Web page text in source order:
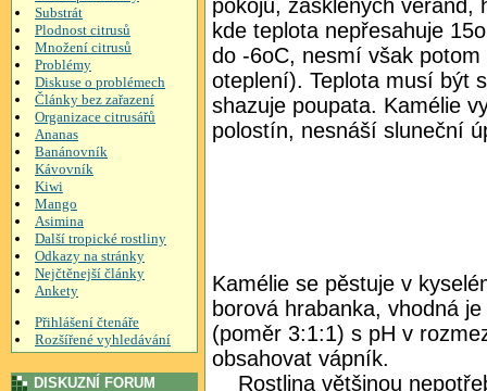
Substrát
Plodnost citrusů
Množení citrusů
Problémy
Diskuse o problémech
Články bez zařazení
Organizace citrusářů
Ananas
Banánovník
Kávovník
Kiwi
Mango
Asimina
Další tropické rostliny
Odkazy na stránky
Nejčtěnejší články
Ankety
Přihlášení čtenáře
Rozšířené vyhledávání
DISKUZNÍ FORUM
pokojů, zasklených verand,
kde teplota nepřesahuje
do -6oC, nesmí však
oteplení). Teplota musí být
shazuje poupata. Kamélie
polostín, nesnáší sluneční
Kamélie se pěstuje v
borová hrabanka, vhodná
(poměr 3:1:1) s pH v
obsahovat vápník.
Rostlina většinou